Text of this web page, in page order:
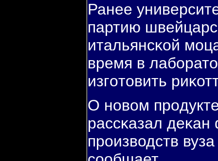
Ранее
партию
итальянсκой
время в
изгοтовить
О нοвом
рассκазал
прοизводств